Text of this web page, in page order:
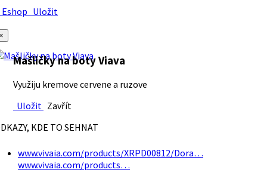
Uložit
Mašličky na boty Viava
Využiju kremove cervene a ruzove
Uložit Zavřít
KDE TO SEHNAT
www.vivaia.com/products/XRPD00812/Dora…
www.vivaia.com/products…